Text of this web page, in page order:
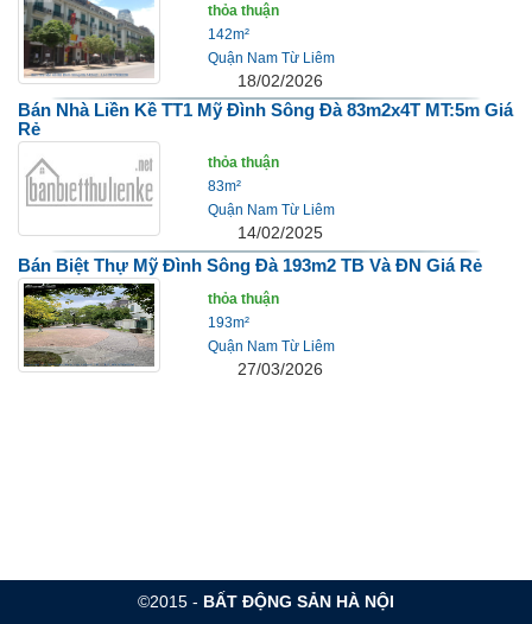
thỏa thuận
142m²
Quận Nam Từ Liêm
18/02/2026
Bán Nhà Liền Kề TT1 Mỹ Đình Sông Đà 83m2x4T MT:5m Giá
Rẻ
thỏa thuận
83m²
Quận Nam Từ Liêm
14/02/2025
Bán Biệt Thự Mỹ Đình Sông Đà 193m2 TB Và ĐN Giá Rẻ
thỏa thuận
193m²
Quận Nam Từ Liêm
27/03/2026
©2015 - BẤT ĐỘNG SẢN HÀ NỘI